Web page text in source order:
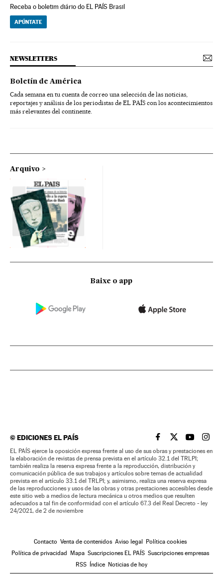
Receba o boletim diário do EL PAÍS Brasil
APÚNTATE
NEWSLETTERS
Boletín de América
Cada semana en tu cuenta de correo una selección de las noticias,
reportajes y análisis de los periodistas de EL PAÍS con los acontecimientos
más relevantes del continente.
Arquivo
Baixe o app
©EDICIONES EL PAÍS EL PAÍS BRASIL EN
EL PAÍSEL PAÍS
EL
EL PAÍS ejerce la oposición expresa frente al uso de sus obras y prestaciones en
la elaboración de revistas de prensa prevista en el artículo 32.1 del TRLPI;
también realiza la reserva expresa frente a la reproducción, distribución y
comunicación pública de sus trabajos y artículos sobre temas de actualidad
prevista en el artículo 33.1 del TRLPI; y, asimismo, realiza una reserva expresa
de las reproducciones y usos de las obras y otras prestaciones accesibles desde
este sitio web a medios de lectura mecánica u otros medios que resulten
adecuados a tal fin de conformidad con el artículo 67.3 del Real Decreto - ley
24/2021, de 2 de noviembre
Contacto Venta de contenidos Aviso legal Política cookies
Política de privacidad Mapa Suscripciones EL PAÍS Suscripciones empresas
RSS Índice Noticias de hoy